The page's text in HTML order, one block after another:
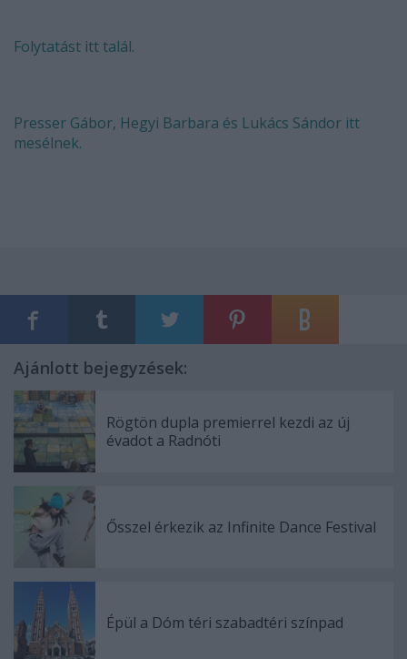
Folytatást itt talál.
Presser Gábor, Hegyi Barbara és Lukács Sándor itt
mesélnek.
Ajánlott bejegyzések:
Rögtön dupla premierrel kezdi az új
évadot a Radnóti
Ősszel érkezik az Infinite Dance Festival
Épül a Dóm téri szabadtéri színpad